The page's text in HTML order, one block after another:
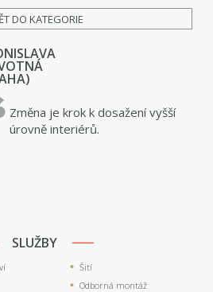
DO KATEGORIE
Změna je krok k dosažení vyšší
úrovně interiérů.
SLUŽBY
Šití
Odborná montáž